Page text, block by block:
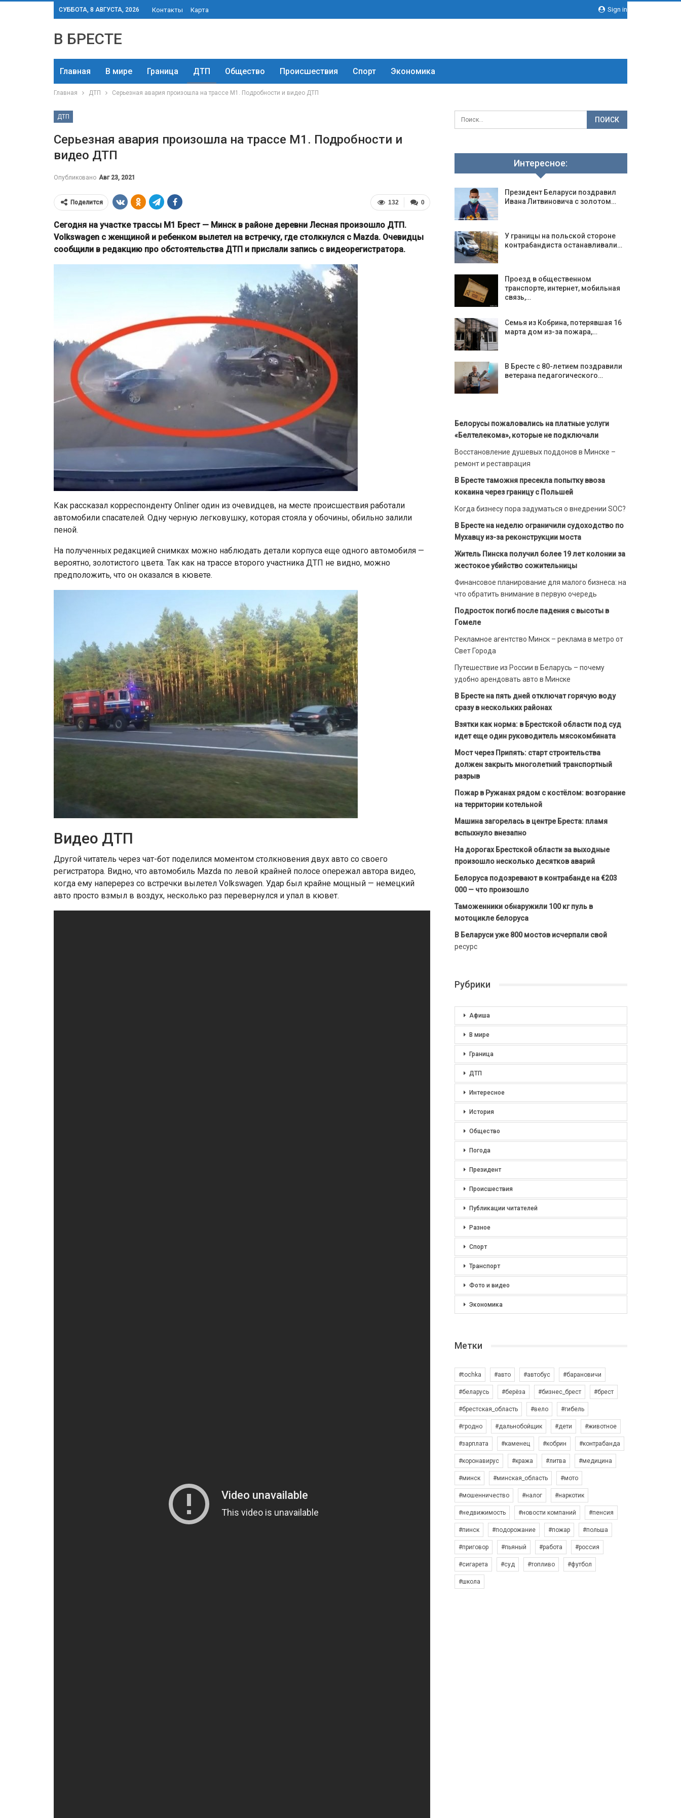
Sign in
СУББОТА, 8 АВГУСТА, 2026 Контакты Карта
В БРЕСТЕ
Главная В мире Граница ДТП Общество Происшествия Спорт Экономика
Главная ДТП Серьезная авария произошла на трассе M1. Подробности и видео ДТП
ДТП
Серьезная авария произошла на трассе M1. Подробности и
видео ДТП
Опубликовано Авг 23, 2021
0
132
Поделится
Сегодня на участке трассы М1 Брест — Минск в районе деревни Лесная произошло ДТП.
Volkswagen с женщиной и ребенком вылетел на встречку, где столкнулся с Mazda. Очевидцы
сообщили в редакцию про обстоятельства ДТП и прислали запись с видеорегистратора.
Как рассказал корреспонденту Onliner один из очевидцев, на месте происшествия работали
автомобили спасателей. Одну черную легковушку, которая стояла у обочины, обильно залили
пеной.
На полученных редакцией снимках можно наблюдать детали корпуса еще одного автомобиля —
вероятно, золотистого цвета. Так как на трассе второго участника ДТП не видно, можно
предположить, что он оказался в кювете.
Видео ДТП
Другой читатель через чат-бот поделился моментом столкновения двух авто со своего
регистратора. Видно, что автомобиль Mazda по левой крайней полосе опережал автора видео,
когда ему наперерез со встречки вылетел Volkswagen. Удар был крайне мощный — немецкий
авто просто взмыл в воздух, несколько раз перевернулся и упал в кювет.
Интересное:
Президент Беларуси поздравил
Ивана Литвиновича с золотом…
У границы на польской стороне
контрабандиста останавливали…
Проезд в общественном
транспорте, интернет, мобильная
связь,…
Семья из Кобрина, потерявшая 16
марта дом из-за пожара,…
В Бресте с 80-летием поздравили
ветерана педагогического…
Белорусы пожаловались на платные услуги
«Белтелекома», которые не подключали
Восстановление душевых поддонов в Минске –
ремонт и реставрация
В Бресте таможня пресекла попытку ввоза
кокаина через границу с Польшей
Когда бизнесу пора задуматься о внедрении SOC?
В Бресте на неделю ограничили судоходство по
Мухавцу из-за реконструкции моста
Житель Пинска получил более 19 лет колонии за
жестокое убийство сожительницы
Финансовое планирование для малого бизнеса: на
что обратить внимание в первую очередь
Подросток погиб после падения с высоты в
Гомеле
Рекламное агентство Минск – реклама в метро от
Свет Города
Путешествие из России в Беларусь – почему
удобно арендовать авто в Минске
В Бресте на пять дней отключат горячую воду
сразу в нескольких районах
Взятки как норма: в Брестской области под суд
идет еще один руководитель мясокомбината
Мост через Припять: старт строительства
должен закрыть многолетний транспортный
разрыв
Пожар в Ружанах рядом с костёлом: возгорание
на территории котельной
Машина загорелась в центре Бреста: пламя
вспыхнуло внезапно
На дорогах Брестской области за выходные
произошло несколько десятков аварий
Белоруса подозревают в контрабанде на €203
000 — что произошло
Таможенники обнаружили 100 кг пуль в
мотоцикле белоруса
В Беларуси уже 800 мостов исчерпали свой
ресурс
Рубрики
Афиша
В мире
Граница
ДТП
Интересное
История
Общество
Погода
Президент
Происшествия
Публикации читателей
Разное
Спорт
Транспорт
Фото и видео
Экономика
Метки
#tochka #авто #автобус #барановичи
#беларусь #берёза #бизнес_брест #брест
#брестская_область #вело #гибель
#гродно #дальнобойщик #дети #животное
#зарплата #каменец #кобрин #контрабанда
#коронавирус #кража #литва #медицина
#минск #минская_область #мото
#мошенничество #налог #наркотик
#недвижимость #новости компаний #пенсия
#пинск #подорожание #пожар #польша
#приговор #пьяный #работа #россия
#сигарета #суд #топливо #футбол
#школа